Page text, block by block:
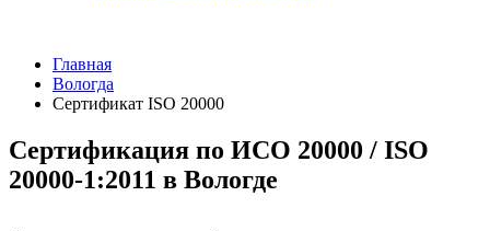
Главная
Вологда
Сертификат ISO 20000
Сертификация по ИСО 20000 / ISO
20000-1:2011 в Вологде